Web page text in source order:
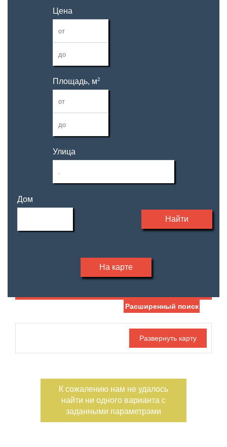
Цена
—
Площадь, м2
—
Улица
Дом
Найти
На карте
С фото
Расширенный поиск
К сожалению нам не удалось
найти ни одного варианта с
заданными параметрами